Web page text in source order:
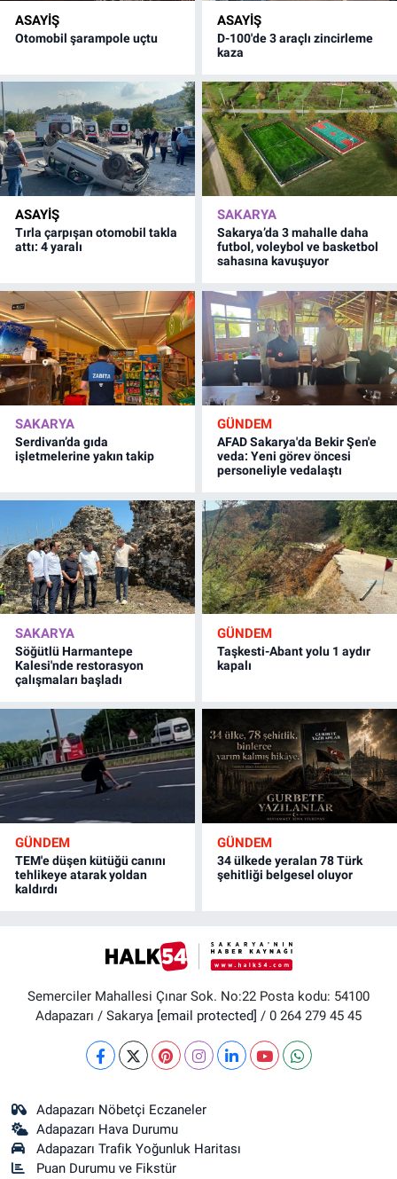
ASAYİŞ
Otomobil şarampole uçtu
ASAYİŞ
D-100'de 3 araçlı zincirleme
kaza
ASAYİŞ
Tırla çarpışan otomobil takla
attı: 4 yaralı
SAKARYA
Sakarya’da 3 mahalle daha
futbol, voleybol ve basketbol
sahasına kavuşuyor
SAKARYA
Serdivan’da gıda
işletmelerine yakın takip
GÜNDEM
AFAD Sakarya'da Bekir Şen'e
veda: Yeni görev öncesi
personeliyle vedalaştı
SAKARYA
Söğütlü Harmantepe
Kalesi'nde restorasyon
çalışmaları başladı
GÜNDEM
Taşkesti-Abant yolu 1 aydır
kapalı
GÜNDEM
TEM'e düşen kütüğü canını
tehlikeye atarak yoldan
kaldırdı
GÜNDEM
34 ülkede yeralan 78 Türk
şehitliği belgesel oluyor
Semerciler Mahallesi Çınar Sok. No:22 Posta kodu: 54100
Adapazarı / Sakarya [email protected] / 0 264 279 45 45
Adapazarı Nöbetçi Eczaneler
Adapazarı Hava Durumu
Adapazarı Trafik Yoğunluk Haritası
Puan Durumu ve Fikstür